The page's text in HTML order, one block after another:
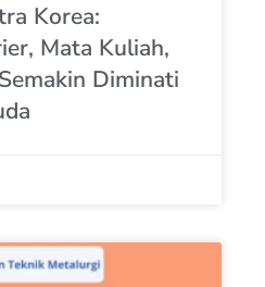
Korea:
Mata Kuliah,
Diminati